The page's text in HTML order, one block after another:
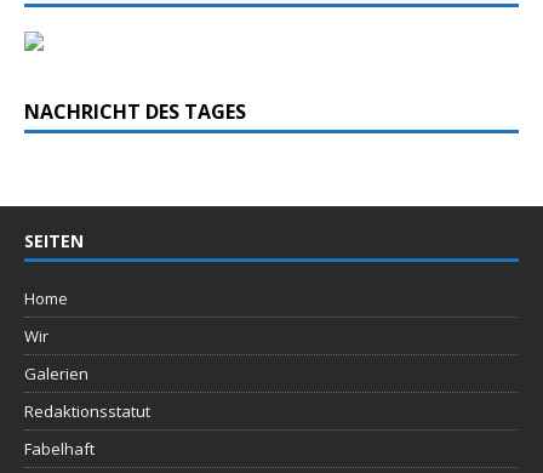
NACHRICHT DES TAGES
SEITEN
Home
Wir
Galerien
Redaktionsstatut
Fabelhaft